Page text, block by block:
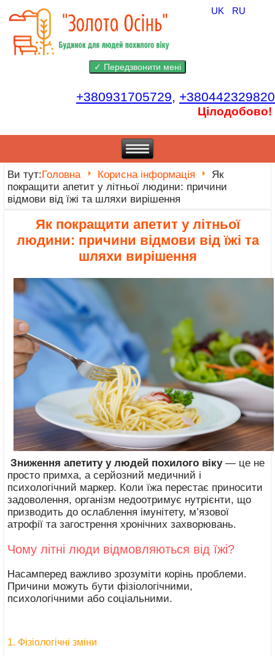
UK RU
+380931705729, +380442329820
Цілодобово!
Ви тут:Головна Корисна інформація
Як
покращити апетит у літньої людини: причини
відмови від їжі та шляхи вирішення
Як покращити апетит у літньої
людини: причини відмови від їжі та
шляхи вирішення
Зниження апетиту у людей похилого віку— це не
просто примха, а серйозний медичний і
психологічний маркер. Коли їжа перестає приносити
задоволення, організм недоотримує нутрієнти, що
призводить до ослаблення імунітету, м’язової
атрофії та загострення хронічних захворювань.
Чому літні люди відмовляються від їжі?
Насамперед важливо зрозуміти корінь проблеми.
Причини можуть бути фізіологічними,
психологічними або соціальними.
1. Фізіологічні зміни